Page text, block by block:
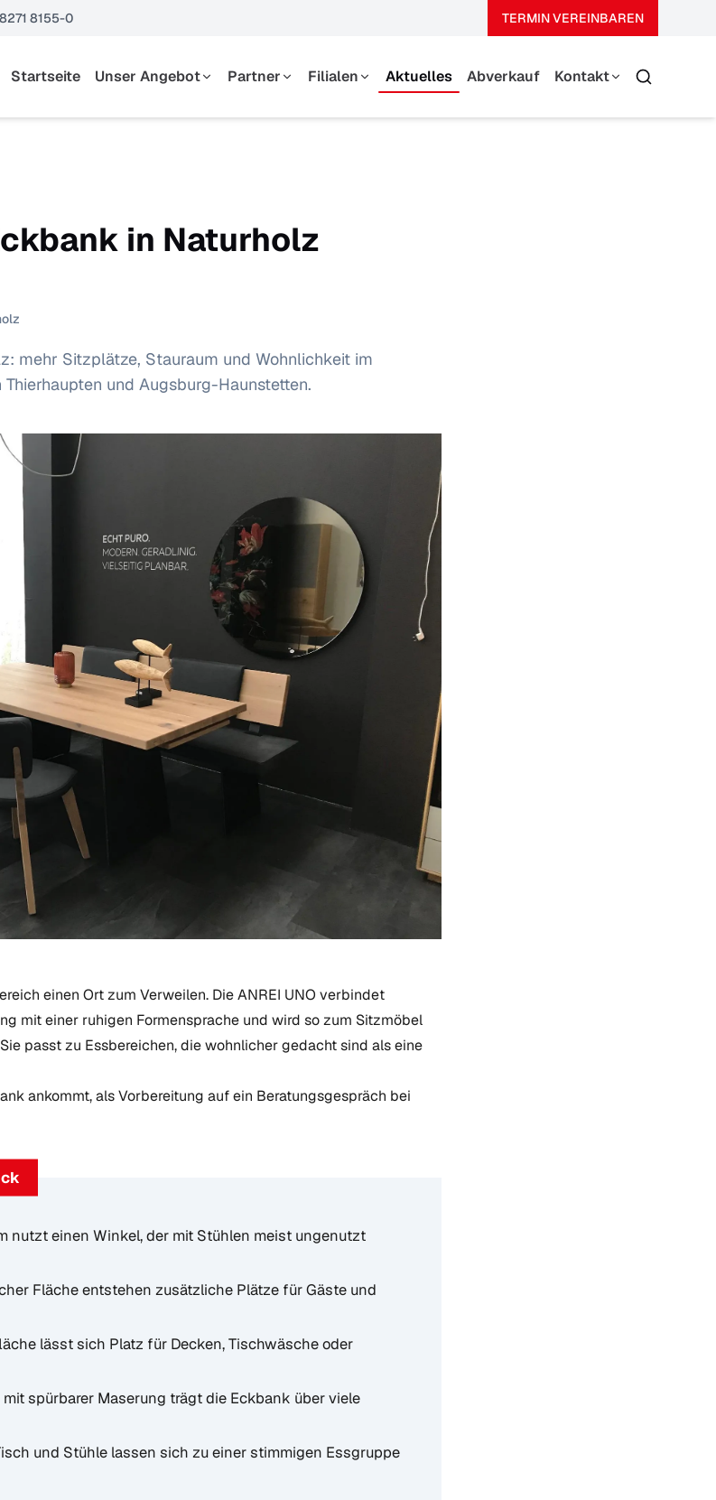
8155-0 TERMIN VEREINBAREN
Startseite Unser Angebot
Essen
Garderoben & Kleinmöbel
Partner
Hersteller
Filialen
Thierhaupten
Aktuelles Abverkauf Kontakt
Team
Suche
in Naturholz
mehr Sitzplätze, Stauraum und Wohnlichkeit im
und Augsburg-Haunstetten.
einen Ort zum Verweilen. Die ANREI UNO verbindet
mit einer ruhigen Formensprache und wird so zum Sitzmöbel
passt zu Essbereichen, die wohnlicher gedacht sind als eine
ankommt, als Vorbereitung auf ein Beratungsgespräch bei
nutzt einen Winkel, der mit Stühlen meist ungenutzt
Fläche entstehen zusätzliche Plätze für Gäste und
lässt sich Platz für Decken, Tischwäsche oder
spürbarer Maserung trägt die Eckbank über viele
und Stühle lassen sich zu einer stimmigen Essgruppe